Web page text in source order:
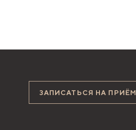
ЗАПИСАТЬСЯ НА ПРИЁМ